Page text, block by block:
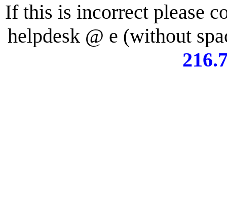
If this is incorrect please
e @ ksedpleh (without